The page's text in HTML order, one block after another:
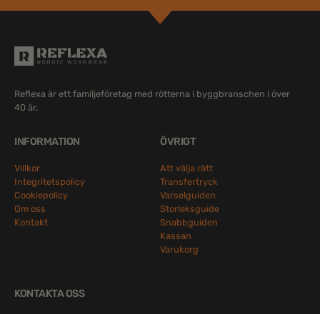
Reflexa är ett familjeföretag med rötterna i byggbranschen i över
40 år.
INFORMATION
Villkor
Integritetspolicy
Cookiepolicy
Om oss
Kontakt
ÖVRIGT
Att välja rätt
Transfertryck
Varselguiden
Storleksguide
Snabbguiden
Kassan
Varukorg
KONTAKTA OSS